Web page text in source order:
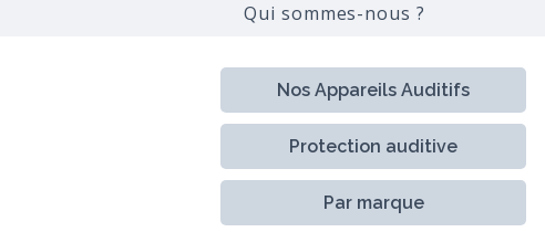
Qui sommes-nous ?
Accueil Appareils Auditifs
Nos Appareils Auditifs
Protection auditive
Par marque